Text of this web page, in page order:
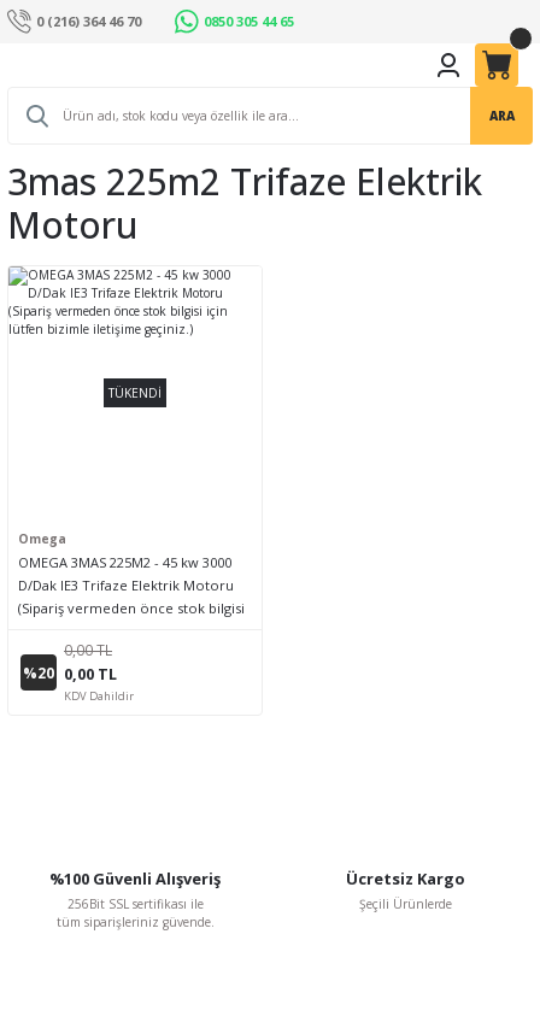
0 (216) 364 46 70 0850 305 44 65
ARA
3mas 225m2 Trifaze Elektrik
Motoru
TÜKENDİ
Omega
OMEGA 3MAS 225M2 - 45 kw 3000
D/Dak IE3 Trifaze Elektrik Motoru
(Sipariş vermeden önce stok bilgisi
%20
0,00 TL
0,00 TL
KDV Dahildir
%100 Güvenli Alışveriş
256Bit SSL sertifikası ile
tüm siparişleriniz güvende.
Ücretsiz Kargo
Şeçili Ürünlerde